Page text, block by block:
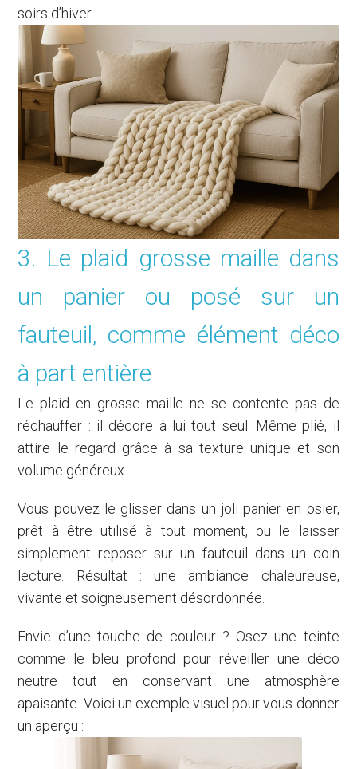
soirs d’hiver.
3. Le plaid grosse maille dans
un panier ou posé sur un
fauteuil, comme élément déco
à part entière
Le plaid en grosse maille ne se contente pas de
réchauffer : il décore à lui tout seul. Même plié, il
attire le regard grâce à sa texture unique et son
volume généreux.
Vous pouvez le glisser dans un joli panier en osier,
prêt à être utilisé à tout moment, ou le laisser
simplement reposer sur un fauteuil dans un coin
lecture. Résultat : une ambiance chaleureuse,
vivante et soigneusement désordonnée.
Envie d’une touche de couleur ? Osez une teinte
comme le bleu profond pour réveiller une déco
neutre tout en conservant une atmosphère
apaisante. Voici un exemple visuel pour vous donner
un aperçu :